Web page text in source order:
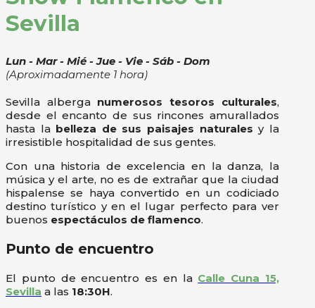
Sevilla
Lun - Mar - Mié - Jue - Vie - Sáb - Dom
(Aproximadamente 1 hora)
Sevilla alberga numerosos tesoros culturales,
desde el encanto de sus rincones amurallados
hasta la belleza de sus paisajes naturales y la
irresistible hospitalidad de sus gentes.
Con una historia de excelencia en la danza, la
música y el arte, no es de extrañar que la ciudad
hispalense se haya convertido en un codiciado
destino turístico y en el lugar perfecto para ver
buenos espectáculos de flamenco.
Punto de encuentro
El punto de encuentro es en la Calle Cuna 15,
Sevilla a las 18:30H.